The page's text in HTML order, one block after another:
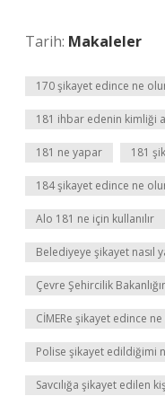
Tarih: Makaleler
170 şikayet edince ne
181 ihbar edenin kimliği
181 ne yapar 181
184 şikayet edince ne
Alo 181 ne için kullanılır
Belediyeye şikayet nasıl
Çevre Şehircilik
CİMERe şikayet edince
Polise şikayet edildiğimi
Savcılığa şikayet edilen